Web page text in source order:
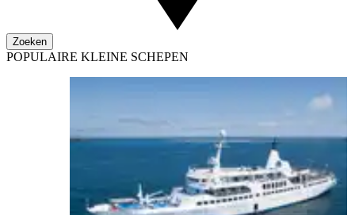
Zoeken
POPULAIRE KLEINE SCHEPEN